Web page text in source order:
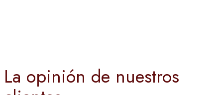
La opinión de nuestros